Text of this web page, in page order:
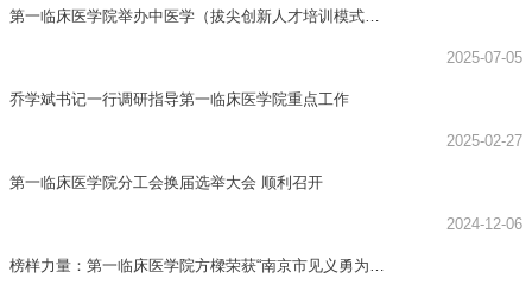
第一临床医学院举办中医学（拔尖创新人才培训模式改
2025-07-05
乔学斌书记一行调研指导第一临床医学院重点工作
2025-02-27
第一临床医学院分工会换届选举大会 顺利召开
2024-12-06
榜样力量：第一临床医学院方樑荣获“南京市见义勇为积